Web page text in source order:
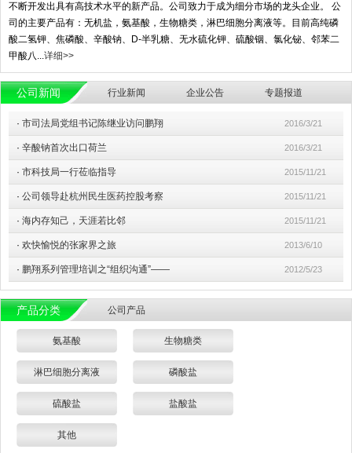
不断开发出具有高技术水平的新产品。公司致力于成为细分市场的龙头企业。 公
司的主要产品有：无机盐，氨基酸，生物糖类，淋巴细胞分离液等。目前高纯磷
酸二氢钾、焦磷酸、辛酸钠、D-半乳糖、无水硫化钾、硫酸铟、氯化铋、邻苯二
甲酸八...详细>>
公司新闻 行业新闻 企业公告 专题报道
· 市司法局党组书记陈继业访问鹏翔 2016/3/21
· 辛酸钠首次出口荷兰 2016/3/21
· 市科技局一行莅临指导 2015/11/21
· 公司领导赴杭州民生医药控股考察 2015/11/21
· 海内存知己，天涯若比邻 2015/11/21
· 欢快愉悦的张家界之旅 2013/6/10
· 鹏翔系列管理培训之“组织沟通”—— 2012/5/23
产品分类 公司产品
氨基酸 生物糖类
淋巴细胞分离液 磷酸盐
硫酸盐 盐酸盐
其他